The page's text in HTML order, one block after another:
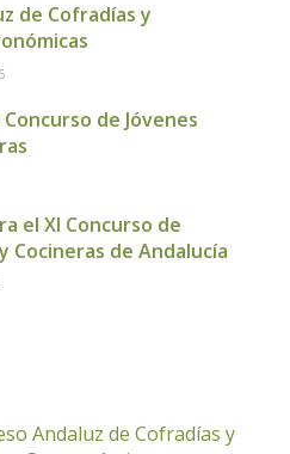
de Cofradías y
de Jóvenes
el XI Concurso de
Cocineras de Andalucía
Andaluz de Cofradías y